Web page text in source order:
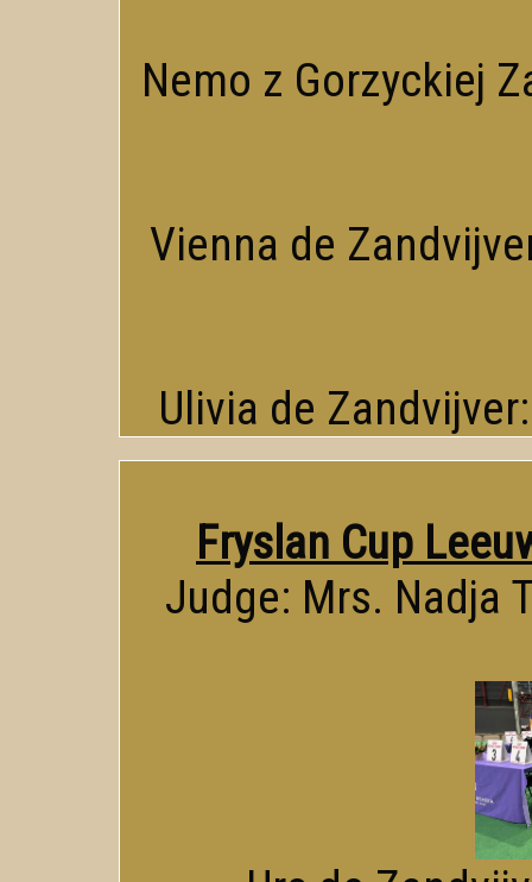
Nemo z Gorzyckiej
Vienna de
Ulivia de
Fryslan Cup
Judge: Mrs. Nadja